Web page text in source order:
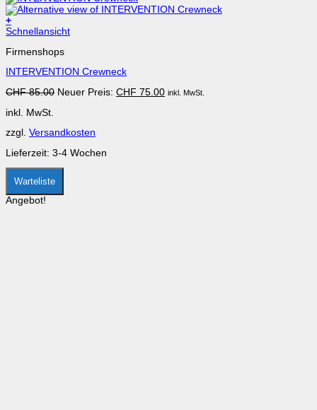
+
Dieses
weist
Varianten
Die
können
der
Produktseite
gewählt
werden
Schnellansicht
Firmenshops
INTERVENTION Crewneck
CHF85.00 Ursprünglicher
Neuer Preis: CHF 75.00Aktueller
inkl. MwSt.
inkl. MwSt.
zzgl. Versandkosten
Lieferzeit: 3-4 Wochen
Warteliste
Angebot!